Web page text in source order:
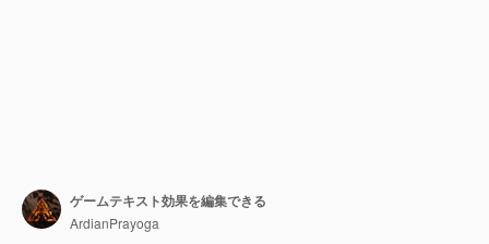
ゲームテキスト効果を編集できる
ArdianPrayoga